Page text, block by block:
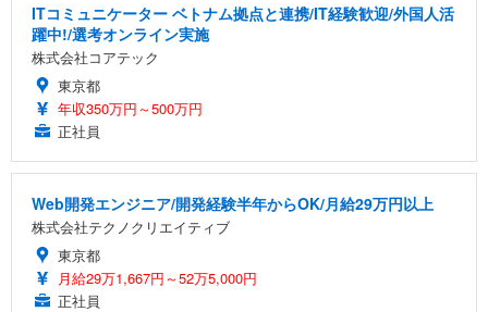
ITコミュニケーター ベトナム拠点と連携/IT経験歓迎/外国人活
躍中!/選考オンライン実施
株式会社コアテック
東京都
年収350万円～500万円
正社員
Web開発エンジニア/開発経験半年からOK/月給29万円以上
株式会社テクノクリエイティブ
東京都
月給29万1,667円～52万5,000円
正社員